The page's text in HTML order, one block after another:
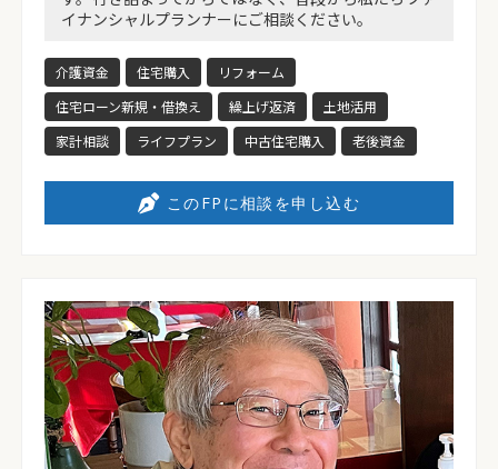
イナンシャルプランナーにご相談ください。
介護資金 住宅購入
リフォーム
住宅ローン新規・借換え
繰上げ返済
土地活用
家計相談
ライフプラン 中古住宅購入 老後資金
このFPに相談を申し込む